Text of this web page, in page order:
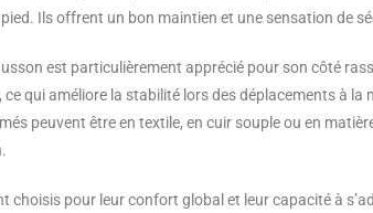
Ils offrent un bon maintien et une sensation de
est particulièrement apprécié pour son côté
ce qui améliore la stabilité lors des déplacements à la
peuvent être en textile, en cuir souple ou en
choisis pour leur confort global et leur capacité à